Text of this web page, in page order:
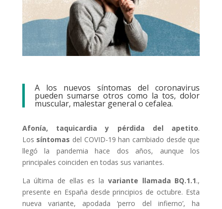
A los nuevos síntomas del coronavirus
pueden sumarse otros como la tos, dolor
muscular, malestar general o cefalea.
Afonía, taquicardia y pérdida del apetito.
Los síntomas del COVID-19 han cambiado desde que
llegó la pandemia hace dos años, aunque los
principales coinciden en todas sus variantes.
La última de ellas es la variante llamada BQ.1.1.,
presente en España desde principios de octubre. Esta
nueva variante, apodada ‘perro del infierno’, ha